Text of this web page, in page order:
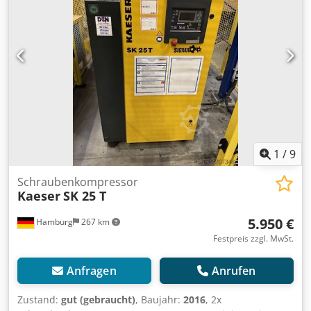
Bh Für Neumaschinen bequeme Leasing über unsere
Hausbank möglich. Besuchen Sie unser Ladengeschäft. Wir
haben immer eine große Auswahl an neuen und
gebrauchten Kompressoren auf Lager!
1 /9
Hamburg 267 km
Schraubenkompressor
KaeserSK 25 T
5.950 €
Festpreis zzgl. MwSt.
Anfragen Anrufen
Zustand: gut (gebraucht), Baujahr: 2016, 2x